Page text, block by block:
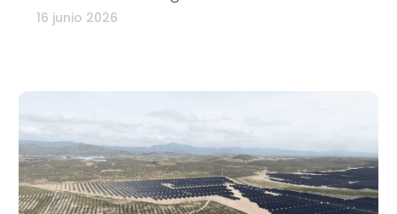
16 junio 2026